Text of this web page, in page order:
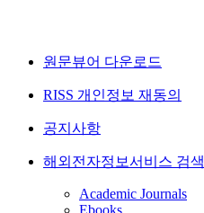
원문뷰어 다운로드
RISS 개인정보 재동의
공지사항
해외전자정보서비스 검색
Academic Journals
Ebooks